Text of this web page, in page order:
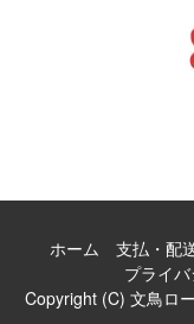
ホーム 支払・配
プライ
Copyright (C) 文鳥ロ